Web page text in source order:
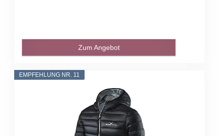
Zum Angebot
EMPFEHLUNG NR. 11